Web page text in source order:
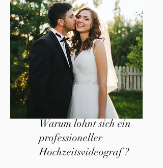
Warum lohnt sich ein
professioneller
Hochzeitsvideograf ?